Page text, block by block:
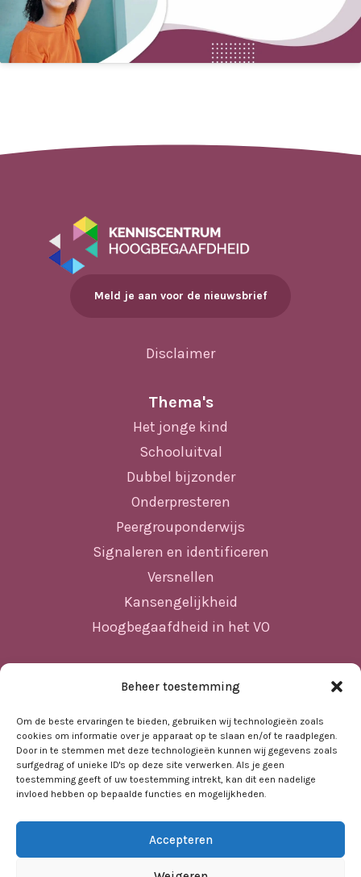
Beheer toestemming
Om de beste ervaringen te bieden, gebruiken wij technologieën zoals
cookies om informatie over je apparaat op te slaan en/of te raadplegen.
Door in te stemmen met deze technologieën kunnen wij gegevens zoals
surfgedrag of unieke ID's op deze site verwerken. Als je geen
toestemming geeft of uw toestemming intrekt, kan dit een nadelige
invloed hebben op bepaalde functies en mogelijkheden.
Accepteren
Meld je aan voor de nieuwsbrief
Disclaimer
Thema's
Het jonge kind
Schooluitval
Dubbel bijzonder
Onderpresteren
Peergrouponderwijs
Signaleren en identificeren
Versnellen
Kansengelijkheid
Hoogbegaafdheid in het VO
Home
Nieuws
Agenda
Kennisbank
Sociale kaart
Over ons